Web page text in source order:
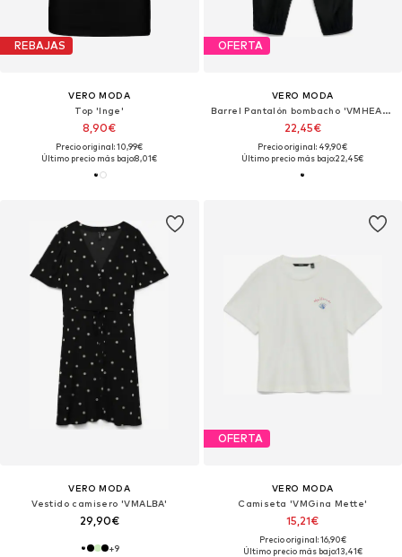
REBAJAS
VERO MODA
Top 'Inge'
8,90€
Precio original: 10,99€
Último precio más bajo:8,01€
OFERTA
VERO MODA
Barrel Pantalón bombacho 'VMHEATHER'
22,45€
Precio original: 49,90€
Último precio más bajo:22,45€
VERO MODA
Vestido camisero 'VMALBA'
29,90€
+9
OFERTA
VERO MODA
Camiseta 'VMGina Mette'
15,21€
Precio original: 16,90€
Último precio más bajo:13,41€